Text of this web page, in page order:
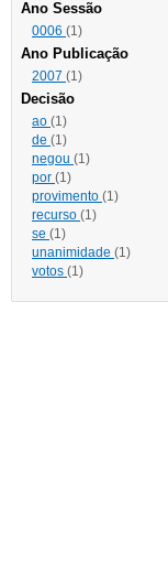
Ano Sessão
0006 (1)
Ano Publicação
2007 (1)
Decisão
ao (1)
de (1)
negou (1)
por (1)
provimento (1)
recurso (1)
se (1)
unanimidade (1)
votos (1)